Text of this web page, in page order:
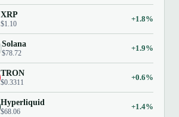
XRP
$1.10
+1.8%
Solana
$78.72
+1.9%
TRON
$0.3311
+0.6%
Hyperliquid
$68.06
+1.4%